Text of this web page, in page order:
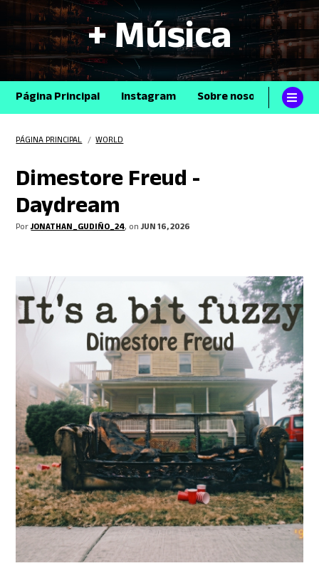
+ Música
Página Principal Instagram Sobre nosotros
PÁGINA PRINCIPAL /WORLD
Dimestore Freud -
Daydream
PorJONATHAN_GUDIÑO_24, onJUN 16, 2026